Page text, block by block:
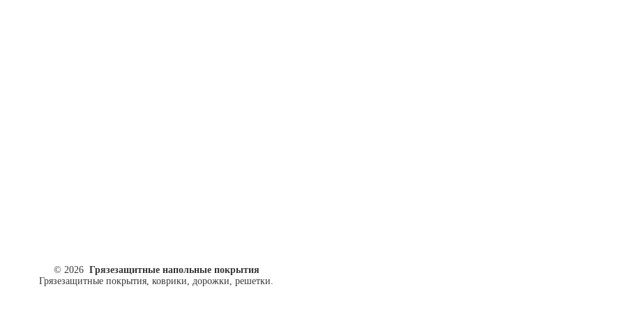
© 2026 Грязезащитные напольные покрытия
Грязезащитные покрытия, коврики, дорожки, решетки.